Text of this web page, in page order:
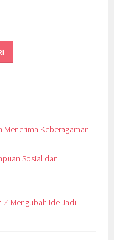
Menerima Keberagaman
Sosial dan
Z Mengubah Ide Jadi